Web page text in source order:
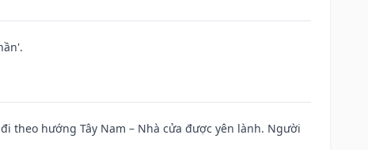
theo hướng Tây Nam – Nhà cửa được yên lành. Người